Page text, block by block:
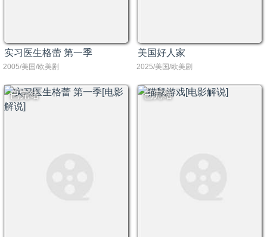
实习医生格蕾 第一季
2005/美国/欧美剧
美国好人家
2025/美国/欧美剧
已完结 已完结